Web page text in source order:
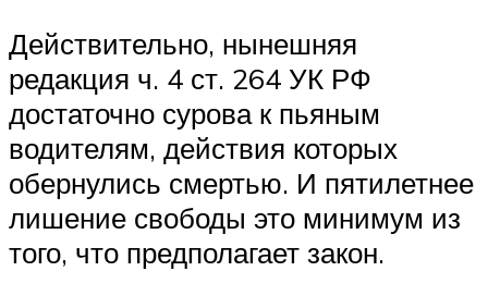
Действительно, нынешняя
редакция ч. 4 ст. 264 УК РФ
достаточно сурова к пьяным
водителям, действия которых
обернулись смертью. И пятилетнее
лишение свободы это минимум из
того, что предполагает закон.